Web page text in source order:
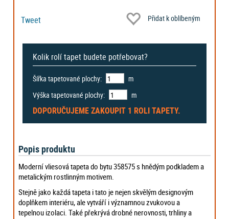
Tweet Přidat k oblíbeným
Kolik rolí tapet budete potřebovat?
Šířka tapetované plochy:
m
Výška tapetované plochy:
m
DOPORUČUJEME ZAKOUPIT 1 ROLITAPETY.
Popis produktu
Moderní vliesová tapeta do bytu 358575 s hnědým podkladem a
metalickým rostlinným motivem.
Stejně jako každá tapeta i tato je nejen skvělým designovým
doplňkem interiéru, ale vytváří i významnou zvukovou a
tepelnou izolaci. Také překrývá drobné nerovnosti, trhliny a